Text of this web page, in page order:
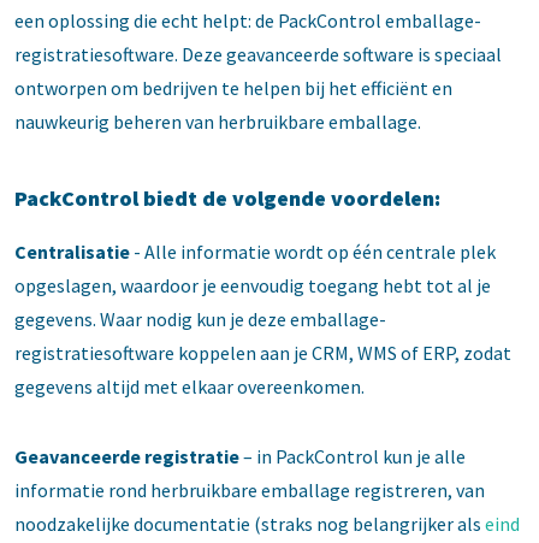
een oplossing die echt helpt: de PackControl emballage-
registratiesoftware. Deze geavanceerde software is speciaal
ontworpen om bedrijven te helpen bij het efficiënt en
nauwkeurig beheren van herbruikbare emballage.
PackControl biedt de volgende voordelen:
Centralisatie - Alle informatie wordt op één centrale plek
opgeslagen, waardoor je eenvoudig toegang hebt tot al je
gegevens. Waar nodig kun je deze emballage-
registratiesoftware koppelen aan je CRM, WMS of ERP, zodat
gegevens altijd met elkaar overeenkomen.
Geavanceerde registratie– in PackControl kun je alle
informatie rond herbruikbare emballage registreren, van
noodzakelijke documentatie (straks nog belangrijker als eind